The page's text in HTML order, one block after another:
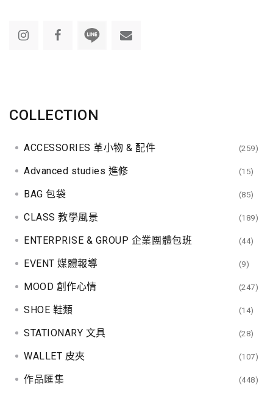
COLLECTION
ACCESSORIES 革小物 & 配件 (259)
Advanced studies 進修 (15)
BAG 包袋 (85)
CLASS 教學風景 (189)
ENTERPRISE & GROUP 企業團體包班 (44)
EVENT 媒體報導 (9)
MOOD 創作心情 (247)
SHOE 鞋類 (14)
STATIONARY 文具 (28)
WALLET 皮夾 (107)
作品匯集 (448)